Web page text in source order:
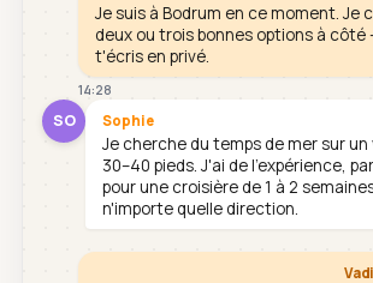
Je suis à Bodrum en ce moment. Je
deux ou trois bonnes options à côté
t'écris en privé.
14:28
SO Sophie
Je cherche du temps de mer sur un
30–40 pieds. J'ai de l'expérience,
pour une croisière de 1 à 2
n'importe quelle direction.